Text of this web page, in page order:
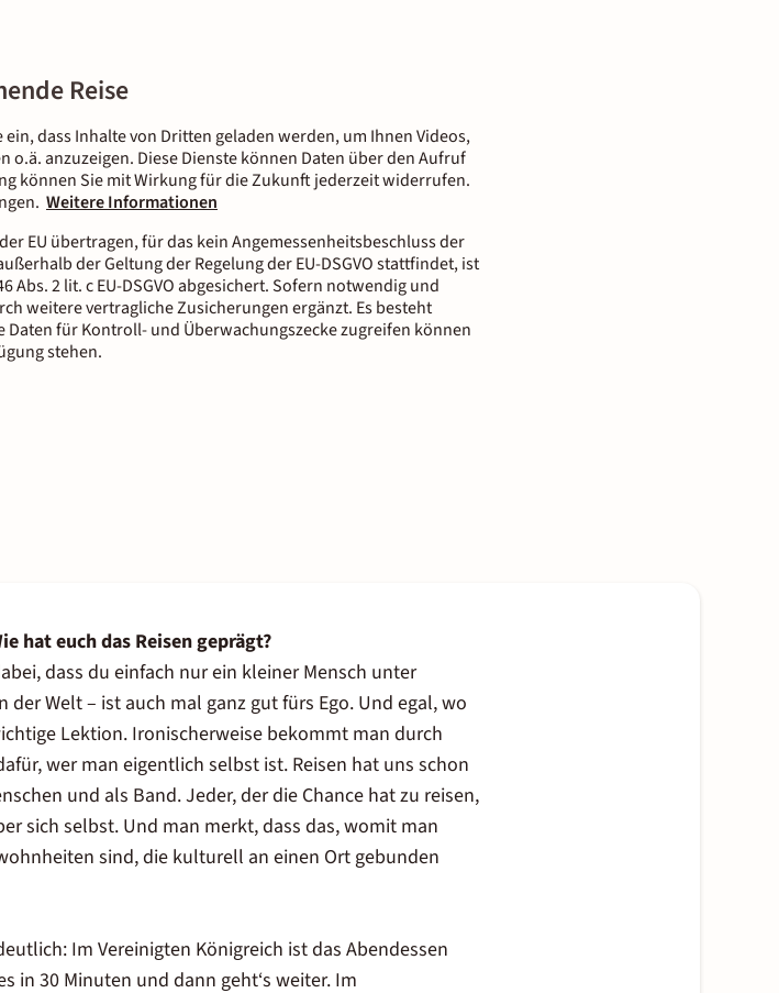
Reise
dass Inhalte von Dritten geladen werden, um Ihnen Videos,
anzuzeigen. Diese Dienste können Daten über den Aufruf
können Sie mit Wirkung für die Zukunft jederzeit widerrufen.
Weitere Informationen
EU übertragen, für das kein Angemessenheitsbeschluss der
der Geltung der Regelung der EU-DSGVO stattfindet, ist
2 lit. c EU-DSGVO abgesichert. Sofern notwendig und
weitere vertragliche Zusicherungen ergänzt. Es besteht
für Kontroll- und Überwachungszecke zugreifen können
stehen.
hat euch das Reisen geprägt?
dass du einfach nur ein kleiner Mensch unter
Welt – ist auch mal ganz gut fürs Ego. Und egal, wo
Lektion. Ironischerweise bekommt man durch
wer man eigentlich selbst ist. Reisen hat uns schon
und als Band. Jeder, der die Chance hat zu reisen,
sich selbst. Und man merkt, dass das, womit man
sind, die kulturell an einen Ort gebunden
Im Vereinigten Königreich ist das Abendessen
in 30 Minuten und dann geht‘s weiter. Im